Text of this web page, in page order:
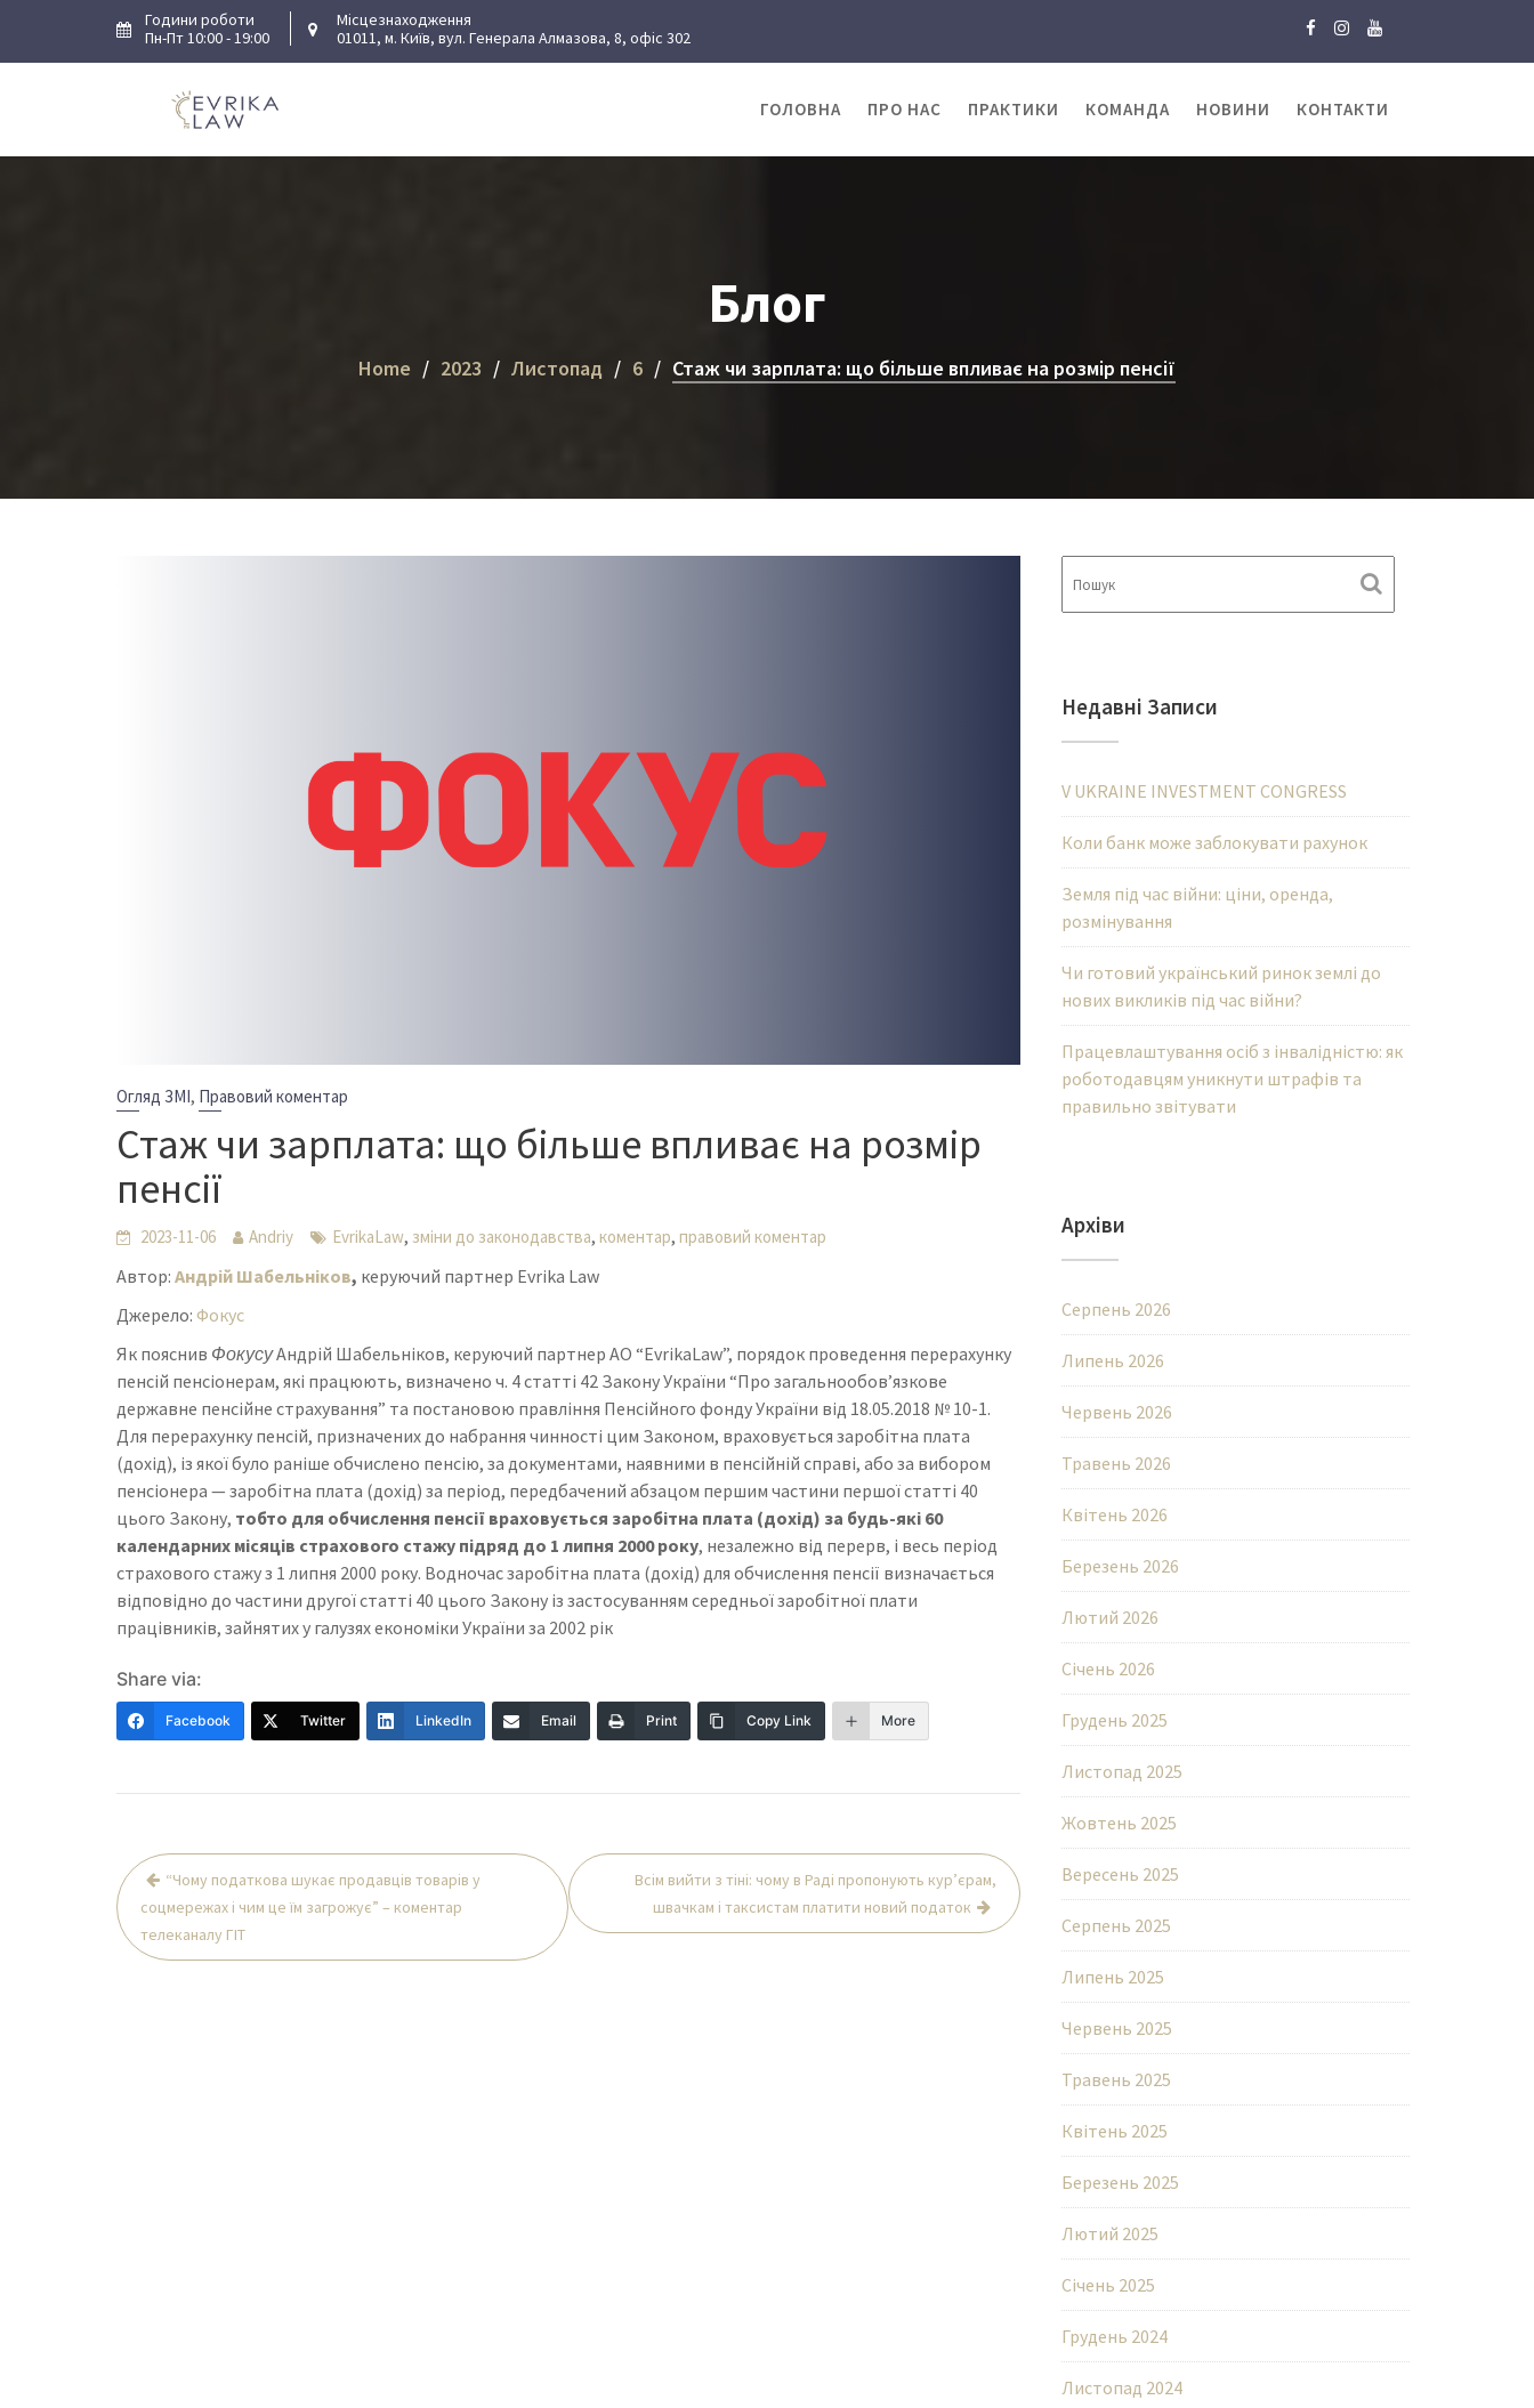
content
Години роботи
Пн-Пт 10:00 - 19:00
Місцезнаходження
01011, м. Київ, вул. Генерала Алмазова, 8, офіс 302
ГОЛОВНА ПРО НАС ПРАКТИКИ КОМАНДА НОВИНИ КОНТАКТИ
Блог
Home 2023 Листопад 6 Стаж чи зарплата: що більше впливає на розмір пенсії
Огляд ЗМІ, Правовий коментар
Стаж чи зарплата: що більше впливає на розмір
пенсії
2023-11-06 Andriy EvrikaLaw, зміни до законодавства, коментар, правовий коментар
Автор: Андрій Шабельніков, керуючий партнер Evrika Law
Джерело: Фокус
Як пояснив ФокусуАндрій Шабельніков, керуючий партнер АО “EvrikaLaw”, порядок проведення перерахунку
пенсій пенсіонерам, які працюють, визначено ч. 4 статті 42 Закону України “Про загальнообов’язкове
державне пенсійне страхування” та постановою правління Пенсійного фонду України від 18.05.2018 № 10-1.
Для перерахунку пенсій, призначених до набрання чинності цим Законом, враховується заробітна плата
(дохід), із якої було раніше обчислено пенсію, за документами, наявними в пенсійній справі, або за вибором
пенсіонера — заробітна плата (дохід) за період, передбачений абзацом першим частини першої статті 40
цього Закону, тобто для обчислення пенсії враховується заробітна плата (дохід) за будь-які 60
календарних місяців страхового стажу підряд до 1 липня 2000 року, незалежно від перерв, і весь період
страхового стажу з 1 липня 2000 року. Водночас заробітна плата (дохід) для обчислення пенсії визначається
відповідно до частини другої статті 40 цього Закону із застосуванням середньої заробітної плати
працівників, зайнятих у галузях економіки України за 2002 рік
Share via:
Facebook Twitter LinkedIn Email Print Copy Link More
Навігація
записів
“Чому податкова шукає продавців товарів у
соцмережах і чим це їм загрожує” – коментар
телеканалу ГІТ
Всім вийти з тіні: чому в Раді пропонують кур’єрам,
швачкам і таксистам платити новий податок
Недавні Записи
V UKRAINE INVESTMENT CONGRESS
Коли банк може заблокувати рахунок
Земля під час війни: ціни, оренда,
розмінування
Чи готовий український ринок землі до
нових викликів під час війни?
Працевлаштування осіб з інвалідністю: як
роботодавцям уникнути штрафів та
правильно звітувати
Архіви
Серпень 2026
Липень 2026
Червень 2026
Травень 2026
Квітень 2026
Березень 2026
Лютий 2026
Січень 2026
Грудень 2025
Листопад 2025
Жовтень 2025
Вересень 2025
Серпень 2025
Липень 2025
Червень 2025
Травень 2025
Квітень 2025
Березень 2025
Лютий 2025
Січень 2025
Грудень 2024
Листопад 2024